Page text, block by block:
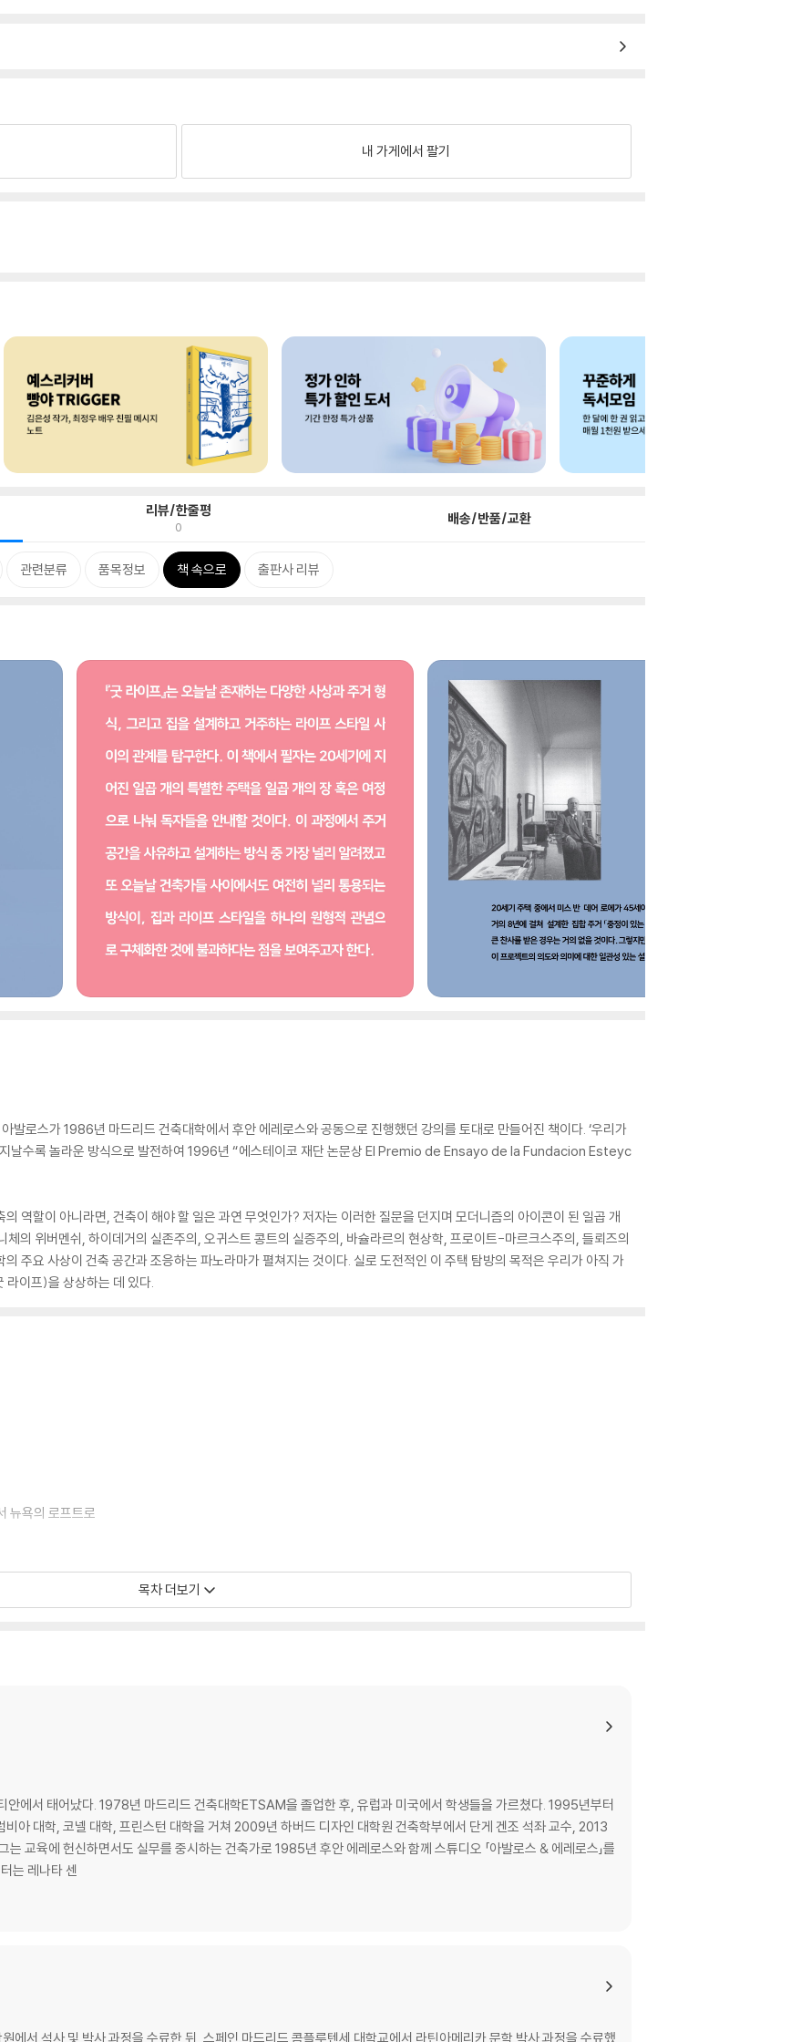
내 가게에서 팔기
리뷰/한줄평
0 배송/반품/교환
관련분류 품목정보 책 속으로 출판사 리뷰
아발로스가 1986년 마드리드 건축대학에서 후안 에레로스와 공동으로 진행했던 강의를 토대로 만들어진 책이다. ‘우리가
지날수록 놀라운 방식으로 발전하여 1996년 “에스테이코 재단 논문상 El Premio de Ensayo de la Fundacion Esteyc
역할이 아니라면, 건축이 해야 할 일은 과연 무엇인가? 저자는 이러한 질문을 던지며 모더니즘의 아이콘이 된 일곱 개
체의 위버멘쉬, 하이데거의 실존주의, 오귀스트 콩트의 실증주의, 바슐라르의 현상학, 프로이트-마르크스주의, 들뢰즈의
주요 사상이 건축 공간과 조응하는 파노라마가 펼쳐지는 것이다. 실로 도전적인 이 주택 탐방의 목적은 우리가 아직 가
라이프)을 상상하는 데 있다.
뉴욕의 로프트로
목차 더보기
에서 태어났다. 1978년 마드리드 건축대학ETSAM을 졸업한 후, 유럽과 미국에서 학생들을 가르쳤다. 1995년부터
아 대학, 코넬 대학, 프린스턴 대학을 거쳐 2009년 하버드 디자인 대학원 건축학부에서 단게 겐조 석좌 교수, 2013
는 레나타 센
에서 석사 및 박사 과정을 수료한 뒤, 스페인 마드리드 콤플루텐세 대학교에서 라틴아메리카 문학 박사 과정을 수료했